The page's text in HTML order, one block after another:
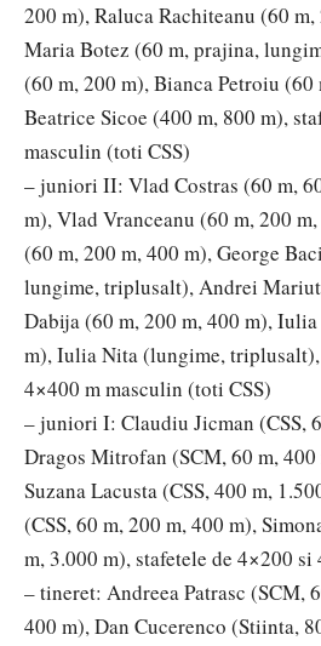
200 m), Raluca Rachiteanu (60
Maria Botez (60 m, prajina,
(60 m, 200 m), Bianca Petroiu
Beatrice Sicoe (400 m, 800 m),
masculin (toti CSS)
– juniori II: Vlad Costras (60 m,
m), Vlad Vranceanu (60 m, 200
(60 m, 200 m, 400 m), George
lungime, triplusalt), Andrei
Dabija (60 m, 200 m, 400 m),
m), Iulia Nita (lungime,
4×400 m masculin (toti CSS)
– juniori I: Claudiu Jicman (CSS,
Dragos Mitrofan (SCM, 60 m,
Suzana Lacusta (CSS, 400 m,
(CSS, 60 m, 200 m, 400 m),
m, 3.000 m), stafetele de 4×200
– tineret: Andreea Patrasc (SCM,
400 m), Dan Cucerenco (Stiinta,